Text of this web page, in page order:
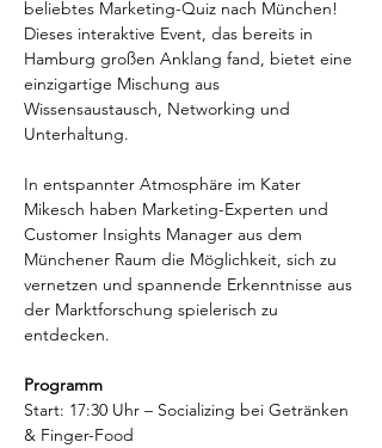
beliebtes Marketing-Quiz nach München!
Dieses interaktive Event, das bereits in
Hamburg großen Anklang fand, bietet eine
einzigartige Mischung aus
Wissensaustausch, Networking und
Unterhaltung.
In entspannter Atmosphäre im Kater
Mikesch haben Marketing-Experten und
Customer Insights Manager aus dem
Münchener Raum die Möglichkeit, sich zu
vernetzen und spannende Erkenntnisse aus
der Marktforschung spielerisch zu
entdecken.
Programm
Start: 17:30 Uhr – Socializing bei Getränken
& Finger-Food